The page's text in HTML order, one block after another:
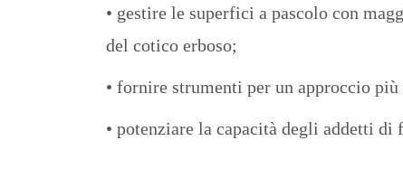
• gestire le superfici a pascolo con
del cotico erboso;
• fornire strumenti per un approccio
• potenziare la capacità degli addetti